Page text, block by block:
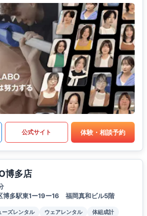
公式サイト 体験・相談予約
博多店
博多駅東1ー19ー16 福岡真和ビル5階
ーズレンタル ウェアレンタル 体組成計